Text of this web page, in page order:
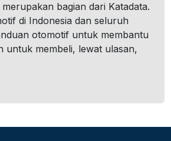
bagian dari Katadata.
di Indonesia dan seluruh
otomotif untuk membantu
untuk membeli, lewat ulasan,